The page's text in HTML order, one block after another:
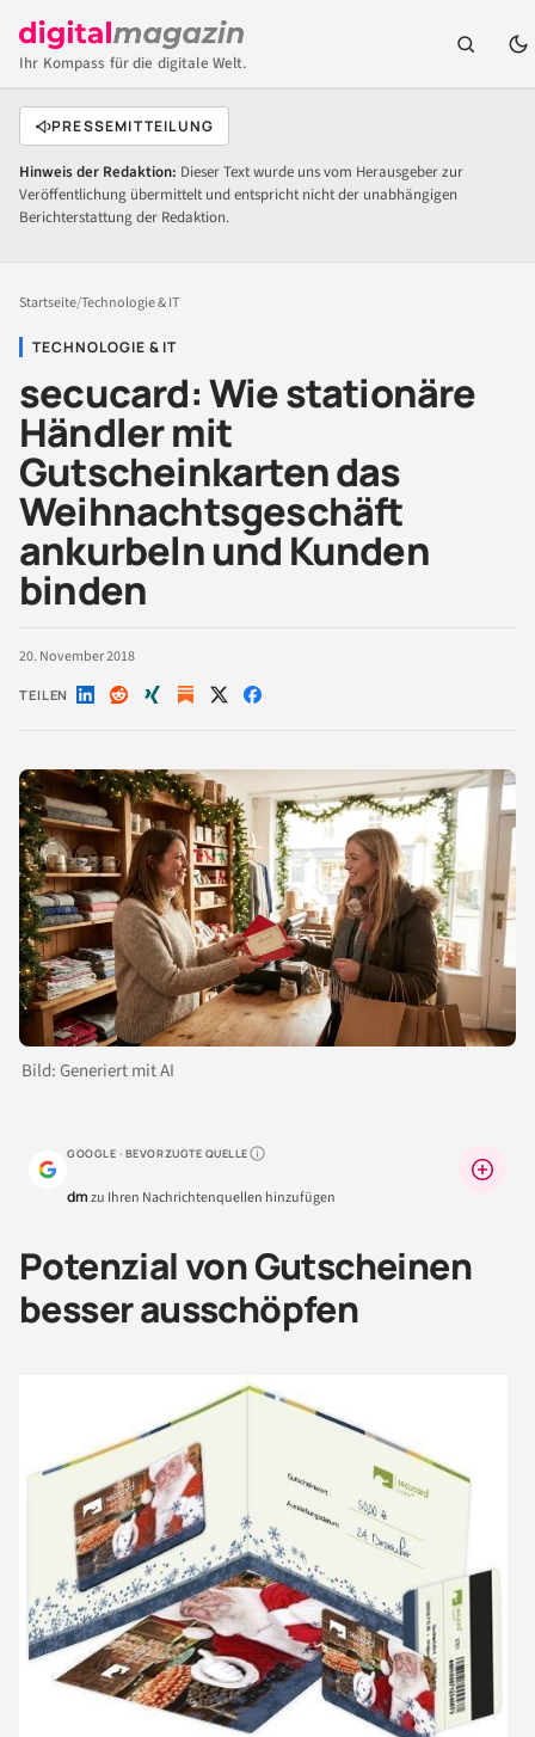
Ihr Kompass für die digitale Welt.
PRESSEMITTEILUNG
Hinweis der Redaktion: Dieser Text wurde uns vom Herausgeber zur
Veröffentlichung übermittelt und entspricht nicht der unabhängigen
Berichterstattung der Redaktion.
Startseite/Technologie & IT
TECHNOLOGIE & IT
secucard: Wie stationäre
Händler mit
Gutscheinkarten das
Weihnachtsgeschäft
ankurbeln und Kunden
binden
20. November 2018
TEILEN Auf Auf Auf Auf Auf
Bild: Generiert mit AI
GOOGLE · BEVORZUGTE QUELLEWarum lohnt sich das?
dmzu Ihren Nachrichtenquellen hinzufügen
Potenzial von Gutscheinen
besser ausschöpfen